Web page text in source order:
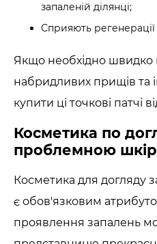
запаленій ділянці;
Сприяють
Якщо необхідно швидко
набридливих прищів та
купити ці точкові патчі
Косметика по
проблемною
Косметика для
є обов'язковим
проявлення запалень